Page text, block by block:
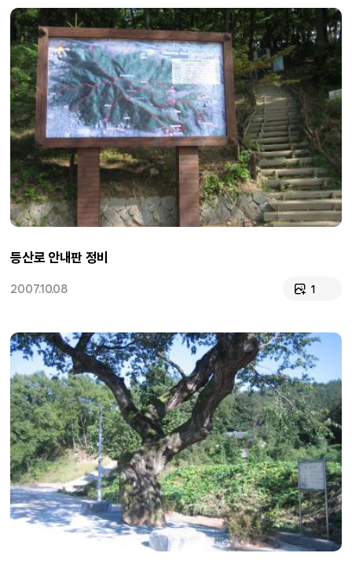
등산로 안내판 정비
2007.10.08 1